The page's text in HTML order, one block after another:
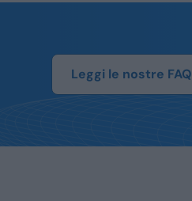
Leggi le nostre FAQ